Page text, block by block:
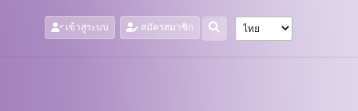
เข้าสู่ระบบ สมัครสมาชิก